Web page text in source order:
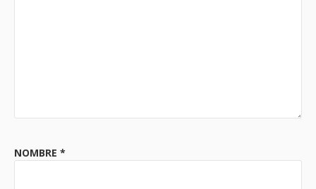
NOMBRE *